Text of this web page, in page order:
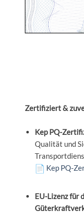
Zertifiziert &
Kep PQ-
Qualität und
Kep PQ-
EU-Lizenz für